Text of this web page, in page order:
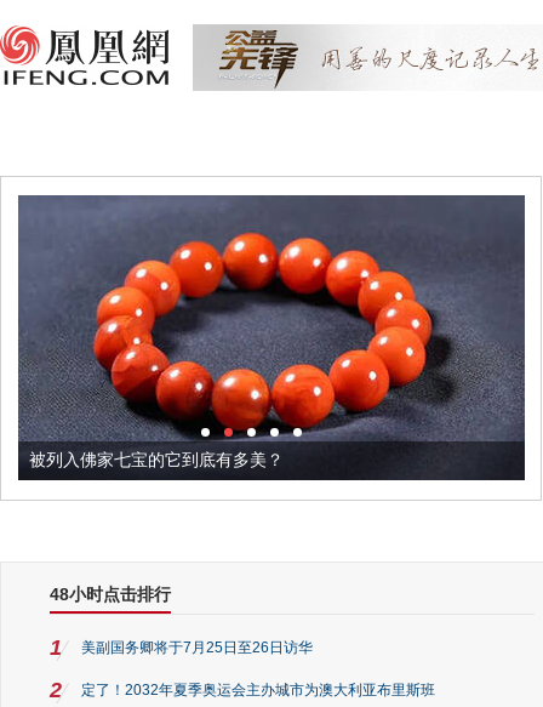
被列入佛家七宝的它到底有多美？
48小时点击排行
1 美副国务卿将于7月25日至26日访华
2 定了！2032年夏季奥运会主办城市为澳大利亚布里斯班